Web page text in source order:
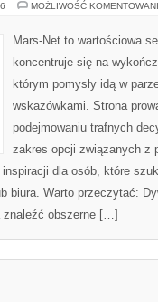
MOŻLIWOŚĆ
Mars-Net to wartościowa
koncentruje się na
którym pomysły idą w
wskazówkami. Strona
podejmowaniu trafnych
zakres opcji związanych z
dla osób, które
biura. Warto przeczytać:
znaleźć obszerne […]